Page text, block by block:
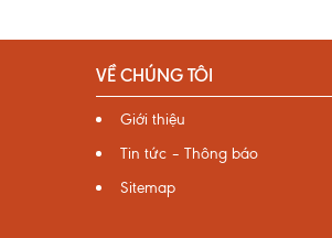
VỀ CHÚNG TÔI
Giới thiệu
Tin tức – Thông báo
Sitemap